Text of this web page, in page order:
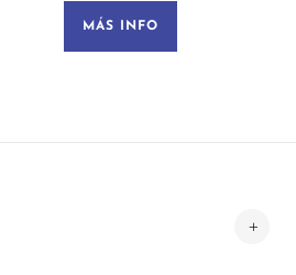
MÁS INFO